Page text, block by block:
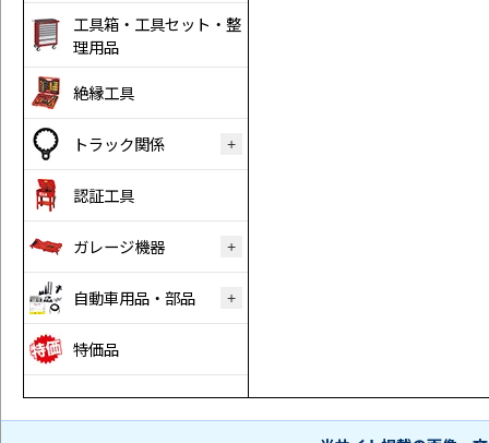
工具箱・工具セット・整
理用品
絶縁工具
トラック関係
認証工具
ガレージ機器
自動車用品・部品
特価品